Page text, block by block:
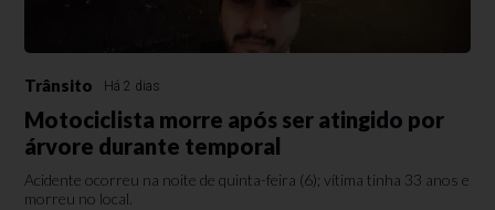
Trânsito Há 2 dias
Motociclista morre após ser atingido por
árvore durante temporal
Acidente ocorreu na noite de quinta-feira (6); vítima tinha 33 anos e
morreu no local.